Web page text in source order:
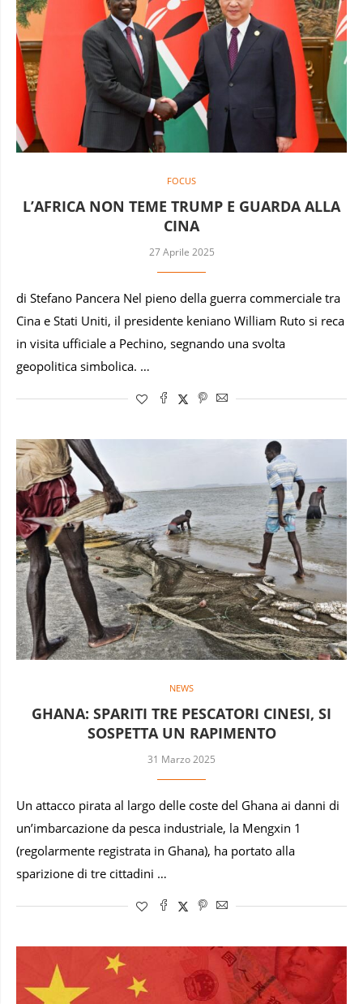
FOCUS
L’AFRICA NON TEME TRUMP E GUARDA ALLA
CINA
27 Aprile 2025
di Stefano Pancera Nel pieno della guerra commerciale tra
Cina e Stati Uniti, il presidente keniano William Ruto si reca
in visita ufficiale a Pechino, segnando una svolta
geopolitica simbolica. …
NEWS
GHANA: SPARITI TRE PESCATORI CINESI, SI
SOSPETTA UN RAPIMENTO
31 Marzo 2025
Un attacco pirata al largo delle coste del Ghana ai danni di
un’imbarcazione da pesca industriale, la Mengxin 1
(regolarmente registrata in Ghana), ha portato alla
sparizione di tre cittadini …